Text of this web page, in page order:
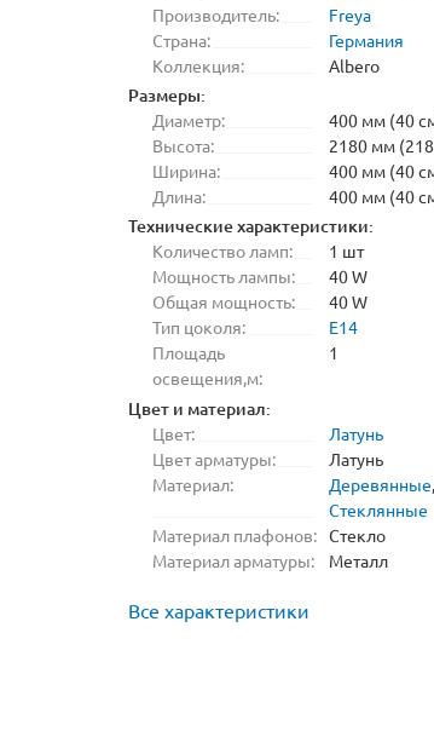
Производитель:
Freya
Страна:
Германия
Коллекция:
Albero
Размеры:
Диаметр:
400 мм (40
Высота:
2180 мм
Ширина:
400 мм (40
Длина:
400 мм (40
Технические характеристики:
Количество ламп:
1 шт
Мощность лампы:
40 W
Общая мощность:
40 W
Тип цоколя:
E14
Площадь
освещения,м:
1
Цвет и материал:
Цвет:
Латунь
Цвет арматуры:
Латунь
Материал:
Деревянные
Стеклянные
Материал плафонов: Стекло
Материал арматуры:
Металл
Все характеристики